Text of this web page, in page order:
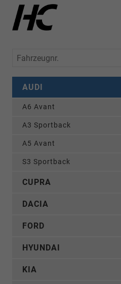
Fahrzeugnr.
AUDI
A6 Avant
A3 Sportback
A5 Avant
S3 Sportback
CUPRA
DACIA
FORD
HYUNDAI
KIA